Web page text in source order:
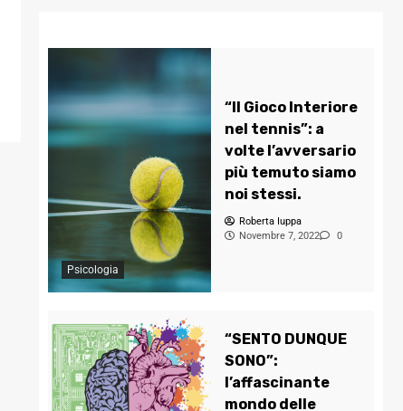
Psicologia
“Il Gioco Interiore
nel tennis”: a
volte l’avversario
più temuto siamo
noi stessi.
Roberta Iuppa
Novembre 7, 2022
0
“SENTO DUNQUE
SONO”:
l’affascinante
mondo delle